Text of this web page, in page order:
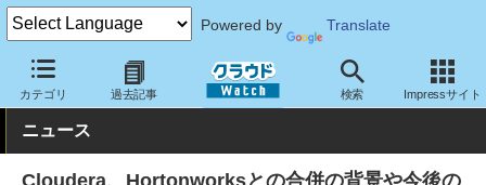
Powered by Translate
カテゴリ 過去記事 検索 Impressサイト
クラウド Watch イベント
ニュース
Cloudera、Hortonworksとの合併の背景や今後の